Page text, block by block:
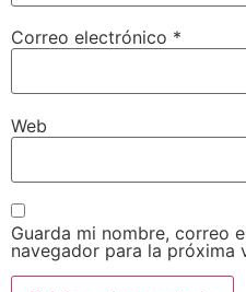
Correo electrónico *
Web
Guarda mi nombre, correo
navegador para la próxima